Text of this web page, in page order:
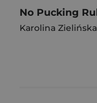
Karolina Zielińska